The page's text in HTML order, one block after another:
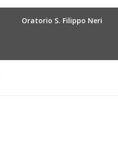
Oratorio S. Filippo Neri